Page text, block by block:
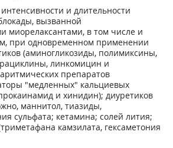
и длительности
вызванной
миорелаксантами, в том числе и
при одновременном применении
(аминогликозиды, полимиксины,
линкомицин и
препаратов
"медленных" кальциевых
и хинидин); диуретиков
маннитол, тиазиды,
сульфата; кетамина; солей лития;
камзилата, гексаметония